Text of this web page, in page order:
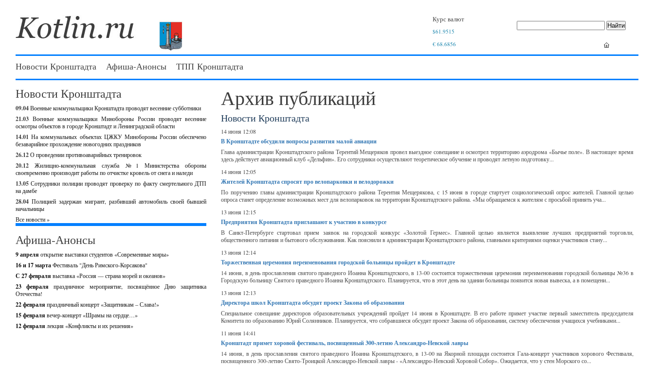
Курс валют
$61.9515
€ 68.6856
Новости Кронштадта Афиша-Анонсы ТПП Кронштадта
Новости Кронштадта
09.04Военные коммунальщики Кронштадта проводят весенние субботники
21.03 Военные коммунальщики Минобороны России проводят весенние
осмотры объектов в городе Кронштадт и Ленинградской области
14.01 На коммунальных объектах ЦЖКУ Минобороны России обеспечено
безаварийное прохождение новогодних праздников
26.12О проведении противоаварийных тренировок
20.12
Жилищно-коммунальная служба №1 Министерства обороны
своевременно производит работы по отчистке кровель от снега и наледи
13.05 Сотрудники полиции проводят проверку по факту смертельного ДТП
на дамбе
28.04 Полицией задержан мигрант, разбивший автомобиль своей бывшей
начальницы
Все новости »
Афиша-Анонсы
9 апреля открытие выставки студентов «Современные миры»
16 и 17 мартаФестиваль "День Римского-Корсакова"
С 27 февраля выставка «Россия — страна морей и океанов»
23 февраляпраздничное мероприятие, посвящённое Дню защитника
Отечества!
22 февраля праздничный концерт «Защитникам – Слава!»
15 февраля вечер-концерт «Шрамы на сердце…»
12 февраля лекция «Конфликты и их решения»
Архив публикаций
Новости Кронштадта
14 июня 12:08
В Кронштадте обсудили вопросы развития малой авиации
Глава администрации Кронштадтского района Терентий Мещеряков провел выездное совещание и осмотрел территорию аэродрома «Бычье поле». В настоящее время
здесь действует авиационный клуб «Дельфин». Его сотрудники осуществляют теоретическое обучение и проводят летную подготовку...
14 июня 12:05
Жителей Кронштадта спросят про велопарковки и велодорожки
По поручению главы администрации Кронштадтского района Терентия Мещерякова, с 15 июня в городе стартует социологический опрос жителей. Главной целью
опроса станет определение возможных мест для велопарковок на территории Кронштадтского района. «Мы обращаемся к жителям с просьбой принять уча...
13 июня 12:15
Предприятия Кронштадта приглашают к участию в конкурсе
В Санкт-Петербурге стартовал прием заявок на городской конкурс «Золотой Гермес». Главной целью является выявление лучших предприятий торговли,
общественного питания и бытового обслуживания. Как пояснили в администрации Кронштадтского района, главными критериями оценки участников стану...
13 июня 12:14
Торжественная церемония переименования городской больницы пройдет в Кронштадте
14 июня, в день прославления святого праведного Иоанна Кронштадтского, в 13-00 состоится торжественная церемония переименования городской больницы №36 в
Городскую больницу Святого праведного Иоанна Кронштадтского. Планируется, что в этот день на здании больницы появится новая вывеска, а в помещени...
13 июня 12:13
Директора школ Кронштадта обсудят проект Закона об образовании
Специальное совещание директоров образовательных учреждений пройдет 14 июня в Кронштадте. В его работе примет участие первый заместитель председателя
Комитета по образованию Юрий Солянников. Планируется, что собравшиеся обсудят проект Закона об образовании, систему обеспечения учащихся учебниками...
11 июня 14:41
Кронштадт примет хоровой фестиваль, посвященный 300-летию Александро-Невской лавры
14 июня, в день прославления святого праведного Иоанна Кронштадтского, в 13-00 на Якорной площади состоится Гала-концерт участников хорового Фестиваля,
посвященного 300-летию Свято-Троицкой Александро-Невской лавры - «Александро-Невский Хоровой Собор». Ожидается, что у стен Морского со...